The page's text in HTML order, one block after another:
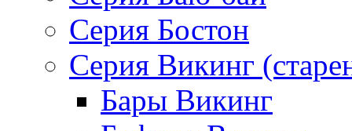
Серия Бостон
Серия Викинг
Бары Викинг